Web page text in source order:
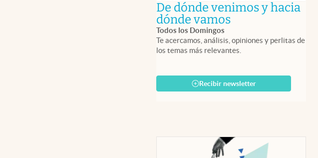
De dónde venimos y hacia
dónde vamosabre en nueva
Todos los Domingos
Te acercamos, análisis, opiniones y perlitas de
los temas más relevantes.
Recibir newsletter